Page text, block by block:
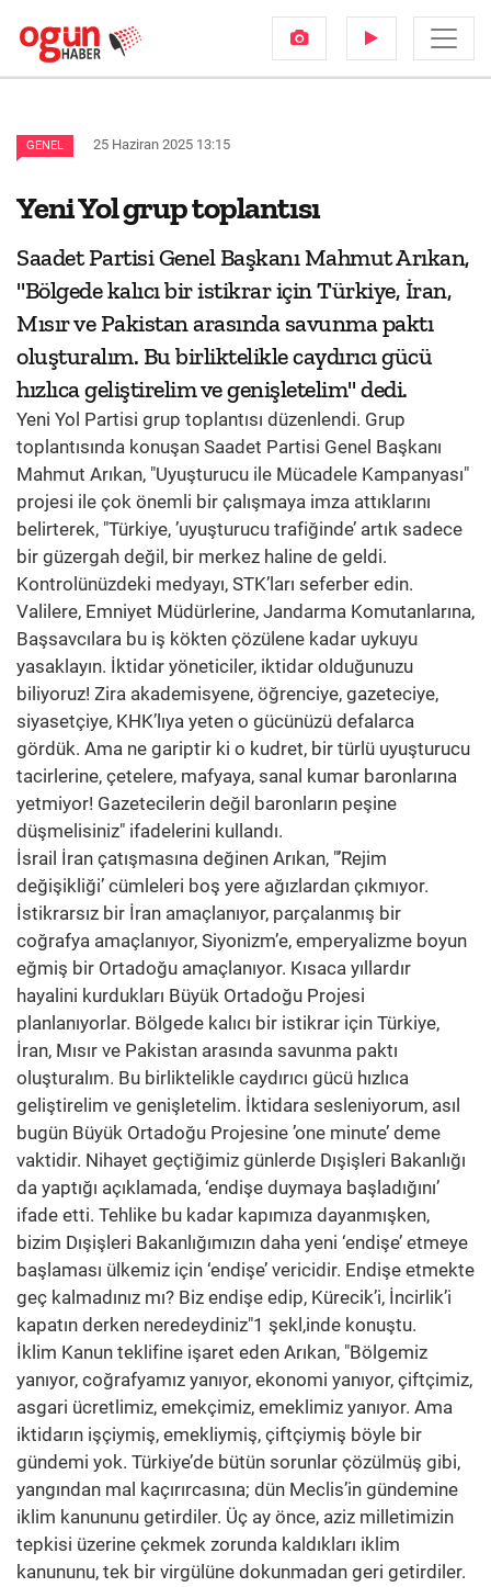
GENEL 25 Haziran 2025 13:15
Yeni Yol grup toplantısı
Saadet Partisi Genel Başkanı Mahmut Arıkan,
"Bölgede kalıcı bir istikrar için Türkiye, İran,
Mısır ve Pakistan arasında savunma paktı
oluşturalım. Bu birliktelikle caydırıcı gücü
hızlıca geliştirelim ve genişletelim" dedi.
Yeni Yol Partisi grup toplantısı düzenlendi. Grup
toplantısında konuşan Saadet Partisi Genel Başkanı
Mahmut Arıkan, "Uyuşturucu ile Mücadele Kampanyası"
projesi ile çok önemli bir çalışmaya imza attıklarını
belirterek, "Türkiye, ’uyuşturucu trafiğinde’ artık sadece
bir güzergah değil, bir merkez haline de geldi.
Kontrolünüzdeki medyayı, STK’ları seferber edin.
Valilere, Emniyet Müdürlerine, Jandarma Komutanlarına,
Başsavcılara bu iş kökten çözülene kadar uykuyu
yasaklayın. İktidar yöneticiler, iktidar olduğunuzu
biliyoruz! Zira akademisyene, öğrenciye, gazeteciye,
siyasetçiye, KHK’lıya yeten o gücünüzü defalarca
gördük. Ama ne gariptir ki o kudret, bir türlü uyuşturucu
tacirlerine, çetelere, mafyaya, sanal kumar baronlarına
yetmiyor! Gazetecilerin değil baronların peşine
düşmelisiniz" ifadelerini kullandı.
İsrail İran çatışmasına değinen Arıkan, "’Rejim
değişikliği’ cümleleri boş yere ağızlardan çıkmıyor.
İstikrarsız bir İran amaçlanıyor, parçalanmış bir
coğrafya amaçlanıyor, Siyonizm’e, emperyalizme boyun
eğmiş bir Ortadoğu amaçlanıyor. Kısaca yıllardır
hayalini kurdukları Büyük Ortadoğu Projesi
planlanıyorlar. Bölgede kalıcı bir istikrar için Türkiye,
İran, Mısır ve Pakistan arasında savunma paktı
oluşturalım. Bu birliktelikle caydırıcı gücü hızlıca
geliştirelim ve genişletelim. İktidara sesleniyorum, asıl
bugün Büyük Ortadoğu Projesine ’one minute’ deme
vaktidir. Nihayet geçtiğimiz günlerde Dışişleri Bakanlığı
da yaptığı açıklamada, ‘endişe duymaya başladığını’
ifade etti. Tehlike bu kadar kapımıza dayanmışken,
bizim Dışişleri Bakanlığımızın daha yeni ‘endişe’ etmeye
başlaması ülkemiz için ‘endişe’ vericidir. Endişe etmekte
geç kalmadınız mı? Biz endişe edip, Kürecik’i, İncirlik’i
kapatın derken neredeydiniz"1 şekl,inde konuştu.
İklim Kanun teklifine işaret eden Arıkan, "Bölgemiz
yanıyor, coğrafyamız yanıyor, ekonomi yanıyor, çiftçimiz,
asgari ücretlimiz, emekçimiz, emeklimiz yanıyor. Ama
iktidarın işçiymiş, emekliymiş, çiftçiymiş böyle bir
gündemi yok. Türkiye’de bütün sorunlar çözülmüş gibi,
yangından mal kaçırırcasına; dün Meclis’in gündemine
iklim kanununu getirdiler. Üç ay önce, aziz milletimizin
tepkisi üzerine çekmek zorunda kaldıkları iklim
kanununu, tek bir virgülüne dokunmadan geri getirdiler.